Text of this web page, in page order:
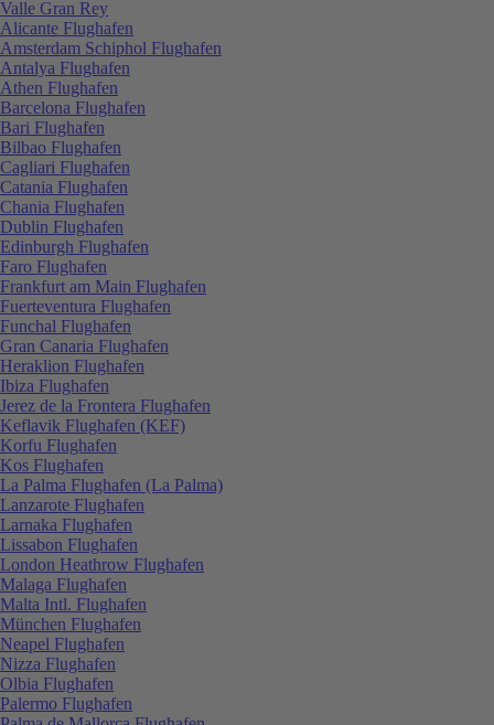
Valle Gran Rey
Alicante Flughafen
Amsterdam Schiphol Flughafen
Antalya Flughafen
Athen Flughafen
Barcelona Flughafen
Bari Flughafen
Bilbao Flughafen
Cagliari Flughafen
Catania Flughafen
Chania Flughafen
Dublin Flughafen
Edinburgh Flughafen
Faro Flughafen
Frankfurt am Main Flughafen
Fuerteventura Flughafen
Funchal Flughafen
Gran Canaria Flughafen
Heraklion Flughafen
Ibiza Flughafen
Jerez de la Frontera Flughafen
Keflavik Flughafen (KEF)
Korfu Flughafen
Kos Flughafen
La Palma Flughafen (La Palma)
Lanzarote Flughafen
Larnaka Flughafen
Lissabon Flughafen
London Heathrow Flughafen
Malaga Flughafen
Malta Intl. Flughafen
München Flughafen
Neapel Flughafen
Nizza Flughafen
Olbia Flughafen
Palermo Flughafen